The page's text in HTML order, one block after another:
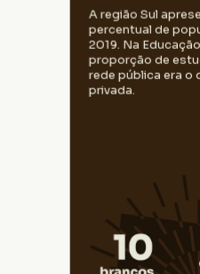
A região Sul
percentual de
2019. Na
proporção de
rede pública era o
privada.
Na Educação
estudantes negros
nas escolas
que a
havia 3,3 negros
média. Na rede